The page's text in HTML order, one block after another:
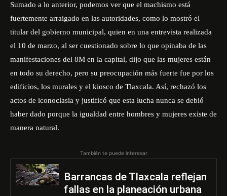
Sumado a lo anterior, podemos ver que el machismo está
fuertemente arraigado en las autoridades, como lo mostró el
titular del gobierno municipal, quien en una entrevista realizada
el 10 de marzo, al ser cuestionado sobre lo que opinaba de las
manifestaciones del 8M en la capital, dijo que las mujeres están
en todo su derecho, pero su preocupación más fuerte fue por los
edificios, los murales y el kiosco de Tlaxcala. Así, rechazó los
actos de iconoclasia y justificó que esta lucha nunca se debió
haber dado porque la igualdad entre hombres y mujeres existe de
manera natural.
También te puede interesar
Barrancas de Tlaxcala reflejan
fallas en la planeación urbana